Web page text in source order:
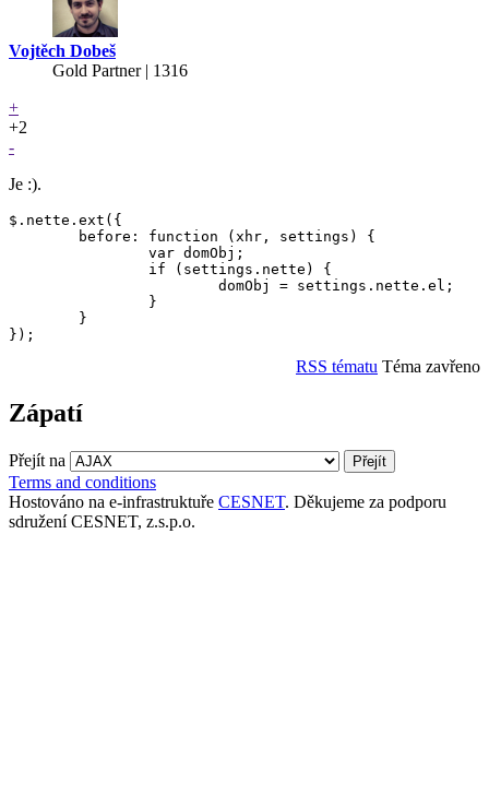
Vojtěch Dobeš
Gold Partner| 1316
+
+2
-
Je :).
$.nette.ext({
RSS tématu Téma zavřeno
Zápatí
Přejít na
Terms and conditions
Hostováno na e-infrastruktuře CESNET. Děkujeme za podporu
sdružení CESNET, z.s.p.o.